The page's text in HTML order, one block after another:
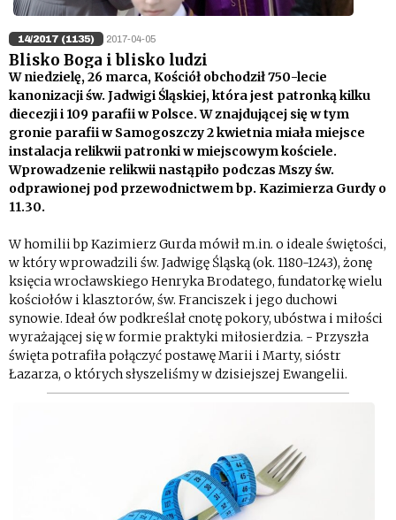
14/2017 (1135) 2017-04-05
Blisko Boga i blisko ludzi
W niedzielę, 26 marca, Kościół obchodził 750-lecie
kanonizacji św. Jadwigi Śląskiej, która jest patronką kilku
diecezji i 109 parafii w Polsce. W znajdującej się w tym
gronie parafii w Samogoszczy 2 kwietnia miała miejsce
instalacja relikwii patronki w miejscowym kościele.
Wprowadzenie relikwii nastąpiło podczas Mszy św.
odprawionej pod przewodnictwem bp. Kazimierza Gurdy o
11.30.
W homilii bp Kazimierz Gurda mówił m.in. o ideale świętości,
w który wprowadzili św. Jadwigę Śląską (ok. 1180-1243), żonę
księcia wrocławskiego Henryka Brodatego, fundatorkę wielu
kościołów i klasztorów, św. Franciszek i jego duchowi
synowie. Ideał ów podkreślał cnotę pokory, ubóstwa i miłości
wyrażającej się w formie praktyki miłosierdzia. - Przyszła
święta potrafiła połączyć postawę Marii i Marty, sióstr
Łazarza, o których słyszeliśmy w dzisiejszej Ewangelii.